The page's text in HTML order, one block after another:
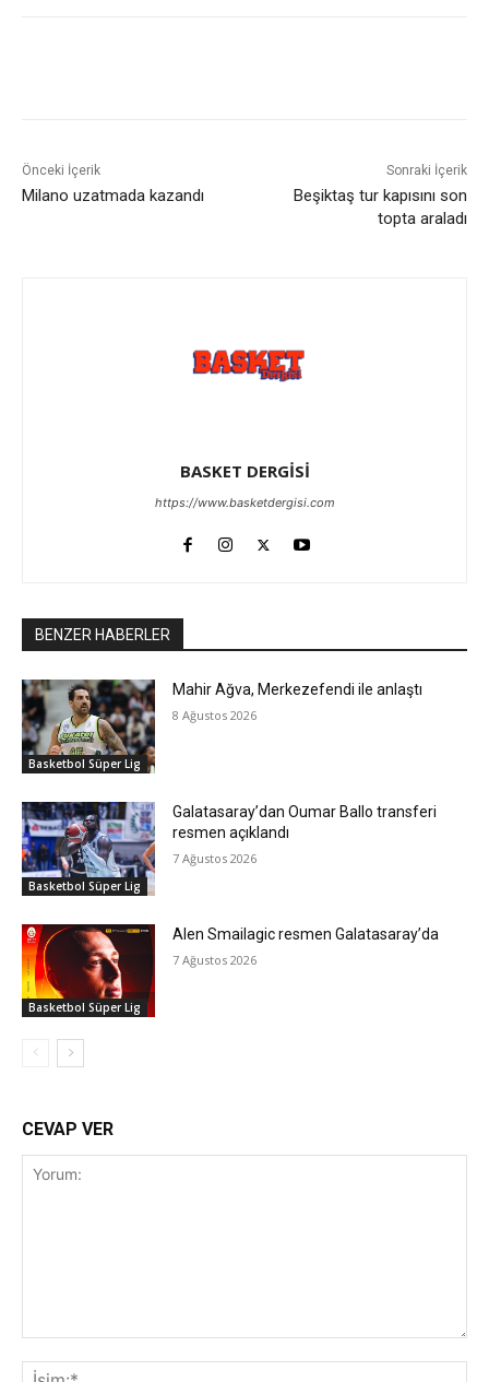
Önceki İçerik
Milano uzatmada kazandı
Sonraki İçerik
Beşiktaş tur kapısını son
topta araladı
BASKET DERGİSİ
https://www.basketdergisi.com
BENZER HABERLER
Basketbol Süper Lig
Mahir Ağva, Merkezefendi ile anlaştı
8 Ağustos 2026
Basketbol Süper Lig
Galatasaray’dan Oumar Ballo transferi
resmen açıklandı
7 Ağustos 2026
Basketbol Süper Lig
Alen Smailagic resmen Galatasaray’da
7 Ağustos 2026
CEVAP VER